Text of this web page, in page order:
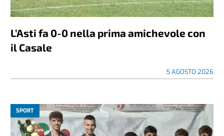
L’Asti fa 0-0 nella prima amichevole con
il Casale
5 AGOSTO 2026
SPORT